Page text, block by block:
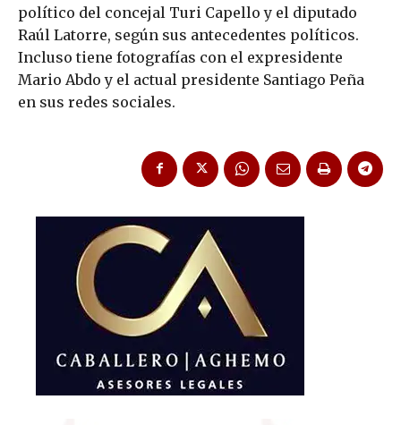
político del concejal Turi Capello y el diputado
Raúl Latorre, según sus antecedentes políticos.
Incluso tiene fotografías con el expresidente
Mario Abdo y el actual presidente Santiago Peña
en sus redes sociales.